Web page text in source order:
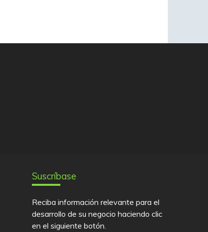
Suscríbase
Reciba información relevante para el
desarrollo de su negocio haciendo clic
en el siguiente botón.